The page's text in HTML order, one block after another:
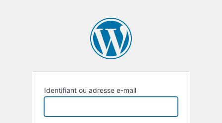
Identifiant ou adresse e-mail